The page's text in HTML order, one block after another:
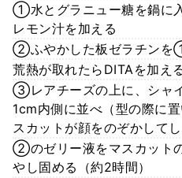
①水とグラニュー糖を鍋に
レモン汁を加える
②ふやかした板ゼラチンを
荒熱が取れたらDITAを加え
③レアチーズの上に、シャ
1cm内側に並べ（型の際に
スカットが顔をのぞかして
②のゼリー液をマスカット
やし固める（約2時間）